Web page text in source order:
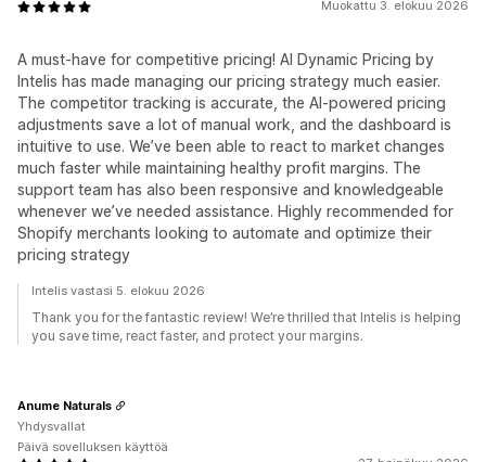
Muokattu 3. elokuu 2026
A must-have for competitive pricing! AI Dynamic Pricing by
Intelis has made managing our pricing strategy much easier.
The competitor tracking is accurate, the AI-powered pricing
adjustments save a lot of manual work, and the dashboard is
intuitive to use. We’ve been able to react to market changes
much faster while maintaining healthy profit margins. The
support team has also been responsive and knowledgeable
whenever we’ve needed assistance. Highly recommended for
Shopify merchants looking to automate and optimize their
pricing strategy
Intelis vastasi 5. elokuu 2026
Thank you for the fantastic review! We’re thrilled that Intelis is helping
you save time, react faster, and protect your margins.
Anume Naturals
Yhdysvallat
Päivä sovelluksen käyttöä